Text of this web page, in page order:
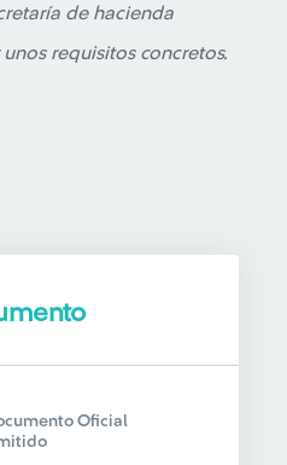
de hacienda
requisitos concretos.
Oficial